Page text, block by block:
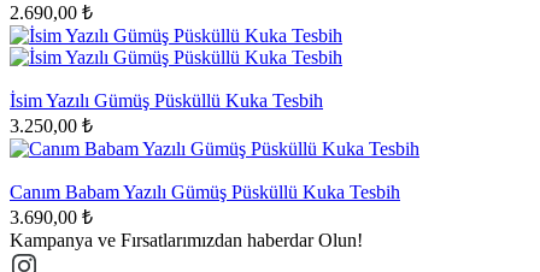
2.690,00 ₺
İsim Yazılı Gümüş Püsküllü Kuka Tesbih
3.250,00 ₺
Canım Babam Yazılı Gümüş Püsküllü Kuka Tesbih
3.690,00 ₺
Kampanya ve Fırsatlarımızdan haberdar Olun!